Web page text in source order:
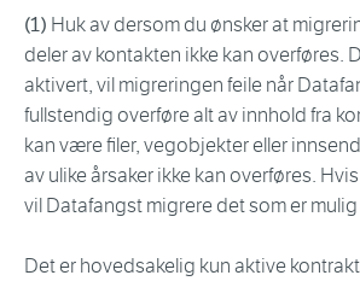
(1) Huk av dersom du ønsker at
deler av kontakten ikke kan overføres.
aktivert, vil migreringen feile når
fullstendig overføre alt av innhold fra
kan være filer, vegobjekter eller
av ulike årsaker ikke kan overføres.
vil Datafangst migrere det som er
Det er hovedsakelig kun aktive